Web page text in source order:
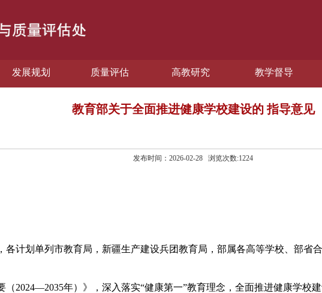
发展规划 质量评估 高教研究 教学督导
教育部关于全面推进健康学校建设的 指导意见
发布时间：2026-02-28 浏览次数:1224
计划单列市教育局，新疆生产建设兵团教育局，部属各高等学校、部省
年）》，深入落实“健康第一”教育理念，全面推进健康学校